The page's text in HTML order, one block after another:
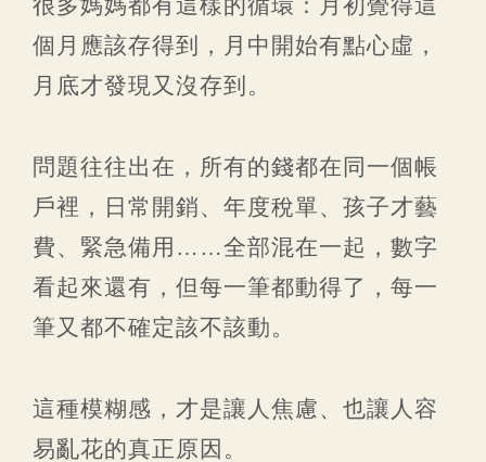
很多媽媽都有這樣的循環：月初覺得這
個月應該存得到，月中開始有點心虛，
月底才發現又沒存到。
問題往往出在，所有的錢都在同一個帳
戶裡，日常開銷、年度稅單、孩子才藝
費、緊急備用……全部混在一起，數字
看起來還有，但每一筆都動得了，每一
筆又都不確定該不該動。
這種模糊感，才是讓人焦慮、也讓人容
易亂花的真正原因。